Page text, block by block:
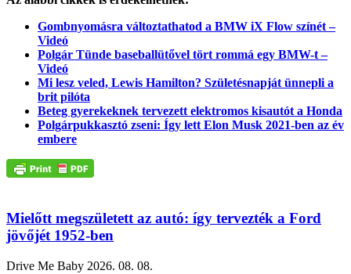
Gombnyomásra változtathatod a BMW iX Flow színét –
Videó
Polgár Tünde baseballütővel tört rommá egy BMW-t –
Videó
Mi lesz veled, Lewis Hamilton? Születésnapját ünnepli a
brit pilóta
Beteg gyerekeknek tervezett elektromos kisautót a Honda
Polgárpukkasztó zseni: Így lett Elon Musk 2021-ben az év
embere
Mielőtt megszületett az autó: így tervezték a Ford
jövőjét 1952-ben
Drive Me Baby 2026. 08. 08.